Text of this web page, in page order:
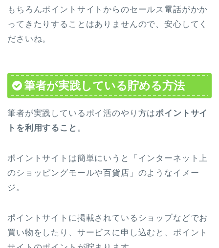
もちろんポイントサイトからのセールス電話がかか
ってきたりすることはありませんので、安心してく
ださいね。
筆者が実践している貯める方法
筆者が実践しているポイ活のやり方はポイントサイ
トを利用すること 。
ポイントサイトは簡単にいうと「インターネット上
のショッピングモールや百貨店」のようなイメー
ジ。
ポイントサイトに掲載されているショップなどでお
買い物をしたり、サービスに申し込むと、ポイント